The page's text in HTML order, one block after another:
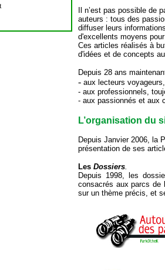
Il n’est pas possible de
auteurs : tous des
diffuser leurs
d'excellents moyens
Ces articles réalisés à
d'idées et de concepts
Depuis 28 ans
- aux lecteurs
- aux professionnels,
- aux passionnés et aux
L’organisation du
Depuis Janvier 2006, la
présentation de ses
Les Dossiers.
Depuis 1998, les
consacrés aux parcs de
sur un thème précis, et